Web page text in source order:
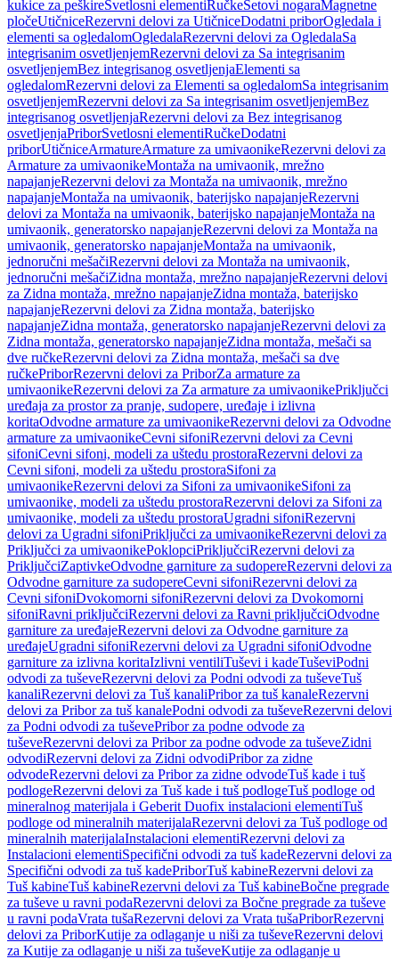
kukice za peškireSvetlosni elementiRučkeSetovi nogaraMagnetne
pločeUtičniceRezervni delovi za UtičniceDodatni priborOgledala i
elementi sa ogledalomOgledalaRezervni delovi za OgledalaSa
integrisanim osvetljenjemRezervni delovi za Sa integrisanim
osvetljenjemBez integrisanog osvetljenjaElementi sa
ogledalomRezervni delovi za Elementi sa ogledalomSa integrisanim
osvetljenjemRezervni delovi za Sa integrisanim osvetljenjemBez
integrisanog osvetljenjaRezervni delovi za Bez integrisanog
osvetljenjaPriborSvetlosni elementiRučkeDodatni
priborUtičniceArmatureArmature za umivaonikeRezervni delovi za
Armature za umivaonikeMontaža na umivaonik, mrežno
napajanjeRezervni delovi za Montaža na umivaonik, mrežno
napajanjeMontaža na umivaonik, baterijsko napajanjeRezervni
delovi za Montaža na umivaonik, baterijsko napajanjeMontaža na
umivaonik, generatorsko napajanjeRezervni delovi za Montaža na
umivaonik, generatorsko napajanjeMontaža na umivaonik,
jednoručni mešačiRezervni delovi za Montaža na umivaonik,
jednoručni mešačiZidna montaža, mrežno napajanjeRezervni delovi
za Zidna montaža, mrežno napajanjeZidna montaža, baterijsko
napajanjeRezervni delovi za Zidna montaža, baterijsko
napajanjeZidna montaža, generatorsko napajanjeRezervni delovi za
Zidna montaža, generatorsko napajanjeZidna montaža, mešači sa
dve ručkeRezervni delovi za Zidna montaža, mešači sa dve
ručkePriborRezervni delovi za PriborZa armature za
umivaonikeRezervni delovi za Za armature za umivaonikePriključci
uređaja za prostor za pranje, sudopere, uređaje i izlivna
koritaOdvodne armature za umivaonikeRezervni delovi za Odvodne
armature za umivaonikeCevni sifoniRezervni delovi za Cevni
sifoniCevni sifoni, modeli za uštedu prostoraRezervni delovi za
Cevni sifoni, modeli za uštedu prostoraSifoni za
umivaonikeRezervni delovi za Sifoni za umivaonikeSifoni za
umivaonike, modeli za uštedu prostoraRezervni delovi za Sifoni za
umivaonike, modeli za uštedu prostoraUgradni sifoniRezervni
delovi za Ugradni sifoniPriključci za umivaonikeRezervni delovi za
Priključci za umivaonikePoklopciPriključciRezervni delovi za
PriključciZaptivkeOdvodne garniture za sudopereRezervni delovi za
Odvodne garniture za sudopereCevni sifoniRezervni delovi za
Cevni sifoniDvokomorni sifoniRezervni delovi za Dvokomorni
sifoniRavni priključciRezervni delovi za Ravni priključciOdvodne
garniture za uređajeRezervni delovi za Odvodne garniture za
uređajeUgradni sifoniRezervni delovi za Ugradni sifoniOdvodne
garniture za izlivna koritaIzlivni ventiliTuševi i kadeTuševiPodni
odvodi za tuševeRezervni delovi za Podni odvodi za tuševeTuš
kanaliRezervni delovi za Tuš kanaliPribor za tuš kanaleRezervni
delovi za Pribor za tuš kanalePodni odvodi za tuševeRezervni delovi
za Podni odvodi za tuševePribor za podne odvode za
tuševeRezervni delovi za Pribor za podne odvode za tuševeZidni
odvodiRezervni delovi za Zidni odvodiPribor za zidne
odvodeRezervni delovi za Pribor za zidne odvodeTuš kade i tuš
podlogeRezervni delovi za Tuš kade i tuš podlogeTuš podloge od
mineralnog materijala i Geberit Duofix instalacioni elementiTuš
podloge od mineralnih materijalaRezervni delovi za Tuš podloge od
mineralnih materijalaInstalacioni elementiRezervni delovi za
Instalacioni elementiSpecifični odvodi za tuš kadeRezervni delovi za
Specifični odvodi za tuš kadePriborTuš kabineRezervni delovi za
Tuš kabineTuš kabineRezervni delovi za Tuš kabineBočne pregrade
za tuševe u ravni podaRezervni delovi za Bočne pregrade za tuševe
u ravni podaVrata tušaRezervni delovi za Vrata tušaPriborRezervni
delovi za PriborKutije za odlaganje u niši za tuševeRezervni delovi
za Kutije za odlaganje u niši za tuševeKutije za odlaganje u